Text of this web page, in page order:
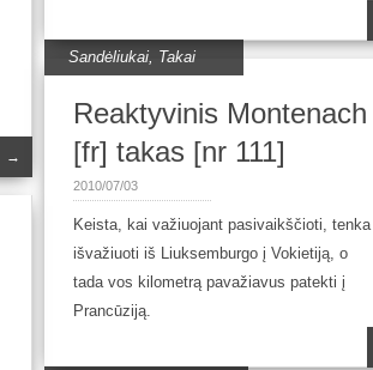
→
Sandėliukai, Takai
Reaktyvinis Montenach
[fr] takas [nr 111]
2010/07/03
Keista, kai važiuojant pasivaikščioti, tenka
išvažiuoti iš Liuksemburgo į Vokietiją, o
tada vos kilometrą pavažiavus patekti į
Prancūziją.